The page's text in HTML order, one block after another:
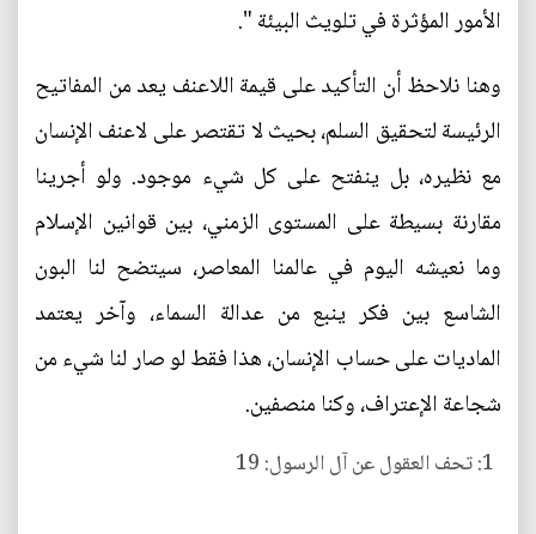
الأمور المؤثرة في تلويث البيئة ".
وهنا نلاحظ أن التأكيد على قيمة اللاعنف يعد من المفاتيح
الرئيسة لتحقيق السلم، بحيث لا تقتصر على لاعنف الإنسان
مع نظيره، بل ينفتح على كل شيء موجود. ولو أجرينا
مقارنة بسيطة على المستوى الزمني، بين قوانين الإسلام
وما نعيشه اليوم في عالمنا المعاصر، سيتضح لنا البون
الشاسع بين فكر ينبع من عدالة السماء، وآخر يعتمد
الماديات على حساب الإنسان، هذا فقط لو صار لنا شيء من
شجاعة الإعتراف، وكنا منصفين.
1: تحف العقول عن آل الرسول: 19